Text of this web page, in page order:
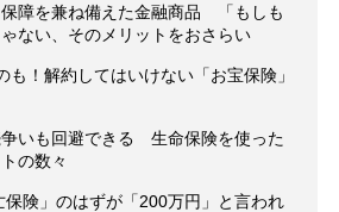
障を兼ね備えた金融商品 「もしも
ない、そのメリットをおさらい
も！解約してはいけない「お宝保険」
いも回避できる 生命保険を使った
の数々
保険」のはずが「200万円」と言われ